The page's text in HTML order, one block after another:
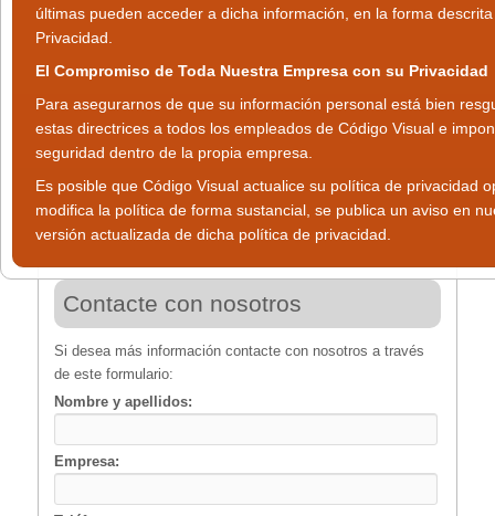
últimas pueden acceder a dicha información, en la forma
Privacidad.
El Compromiso de Toda Nuestra Empresa con su Privacidad
Para asegurarnos de que su información personal está bien
estas directrices a todos los empleados de Código Visual e
seguridad dentro de la propia empresa.
Es posible que Código Visual actualice su política de privacidad
modifica la política de forma sustancial, se publica un aviso en
versión actualizada de dicha política de privacidad.
Contacte con nosotros
Si desea más información contacte con nosotros a través
de este formulario:
Nombre y apellidos:
Empresa: